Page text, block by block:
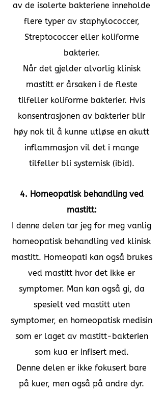
av de isolerte bakteriene inneholde
flere typer av staphylococcer,
Streptococcer eller koliforme
bakterier.
Når det gjelder alvorlig klinisk
mastitt er årsaken i de fleste
tilfeller koliforme bakterier. Hvis
konsentrasjonen av bakterier blir
høy nok til å kunne utløse en akutt
inflammasjon vil det i mange
tilfeller bli systemisk (ibid).
4. Homeopatisk behandling ved
mastitt:
I denne delen tar jeg for meg vanlig
homeopatisk behandling ved klinisk
mastitt. Homeopati kan også brukes
ved mastitt hvor det ikke er
symptomer. Man kan også gi, da
spesielt ved mastitt uten
symptomer, en homeopatisk medisin
som er laget av mastitt-bakterien
som kua er infisert med.
Denne delen er ikke fokusert bare
på kuer, men også på andre dyr.